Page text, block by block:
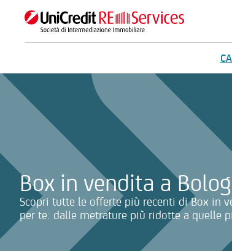
Box in vendita a
Scopri tutte le offerte più recenti di Box in
per te: dalle metrature più ridotte a quelle
La ricerca verrà inviata automaticamente alla